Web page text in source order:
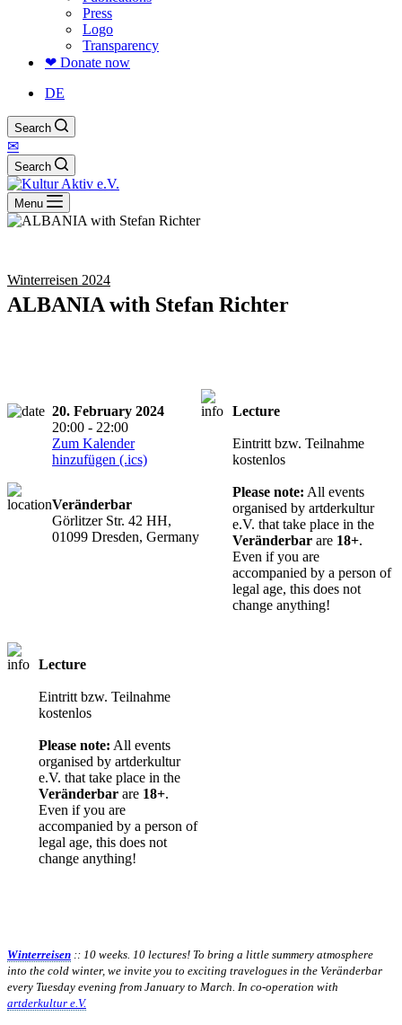
Press
Logo
Transparency
❤ Donate now
DE
Search
✉
Search
Menu
Winterreisen 2024
ALBANIA with Stefan Richter
20. February 2024
20:00 - 22:00
Zum Kalender
hinzufügen (.ics)
Veränderbar
Görlitzer Str. 42 HH,
01099 Dresden, Germany
Lecture
Eintritt bzw. Teilnahme
kostenlos
Please note: All events
organised by artderkultur
e.V. that take place in the
Veränderbar are 18+.
Even if you are
accompanied by a person of
legal age, this does not
change anything!
Lecture
Eintritt bzw. Teilnahme
kostenlos
Please note: All events
organised by artderkultur
e.V. that take place in the
Veränderbar are 18+.
Even if you are
accompanied by a person of
legal age, this does not
change anything!
Winterreisen :: 10 weeks. 10 lectures! To bring a little summery atmosphere
into the cold winter, we invite you to exciting travelogues in the Veränderbar
every Tuesday evening from January to March. In co-operation with
artderkultur e.V.